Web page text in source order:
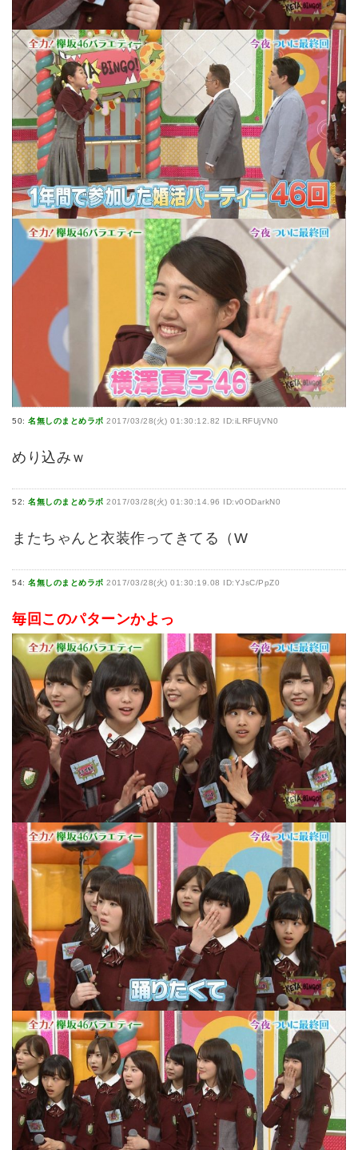
50: 名無しのまとめラボ 2017/03/28(火) 01:30:12.82 ID:iLRFUjVN0
めり込みｗ
52: 名無しのまとめラボ 2017/03/28(火) 01:30:14.96 ID:v0ODarkN0
またちゃんと衣装作ってきてる（W
54: 名無しのまとめラボ 2017/03/28(火) 01:30:19.08 ID:YJsC/PpZ0
毎回このパターンかよっ